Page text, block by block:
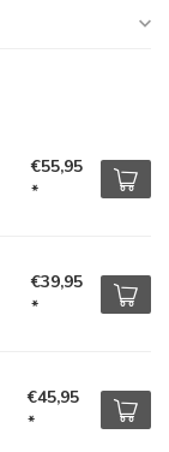
€55,95
*
€39,95
*
€45,95
*